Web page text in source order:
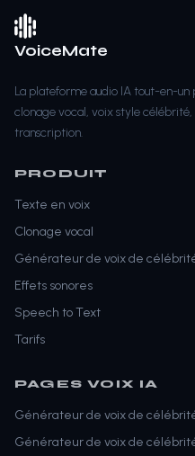
VoiceMate
La plateforme audio IA tout-en-un
clonage vocal, voix style célébrité,
transcription.
PRODUIT
Texte en voix
Clonage vocal
Générateur de voix de
Effets sonores
Speech to Text
Tarifs
PAGES VOIX IA
Générateur de voix de
Générateur de voix de